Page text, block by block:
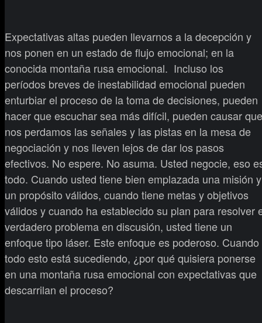
Expectativas altas pueden llevarnos a la decepción y
nos ponen en un estado de flujo emocional; en la
conocida montaña rusa emocional. Incluso los
períodos breves de inestabilidad emocional pueden
enturbiar el proceso de la toma de decisiones, pueden
hacer que escuchar sea más difícil, pueden causar que
nos perdamos las señales y las pistas en la mesa de
negociación y nos lleven lejos de dar los pasos
efectivos. No espere. No asuma. Usted negocie, eso
todo. Cuando usted tiene bien emplazada una misión y
un propósito válidos, cuando tiene metas y objetivos
válidos y cuando ha establecido su plan para resolver
verdadero problema en discusión, usted tiene un
enfoque tipo láser. Este enfoque es poderoso. Cuando
todo esto está sucediendo, ¿por qué quisiera ponerse
en una montaña rusa emocional con expectativas que
descarrilan el proceso?